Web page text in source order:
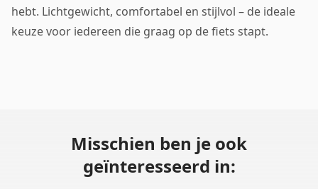
hebt. Lichtgewicht, comfortabel en stijlvol – de ideale
keuze voor iedereen die graag op de fiets stapt.
Misschien ben je ook
geïnteresseerd in: